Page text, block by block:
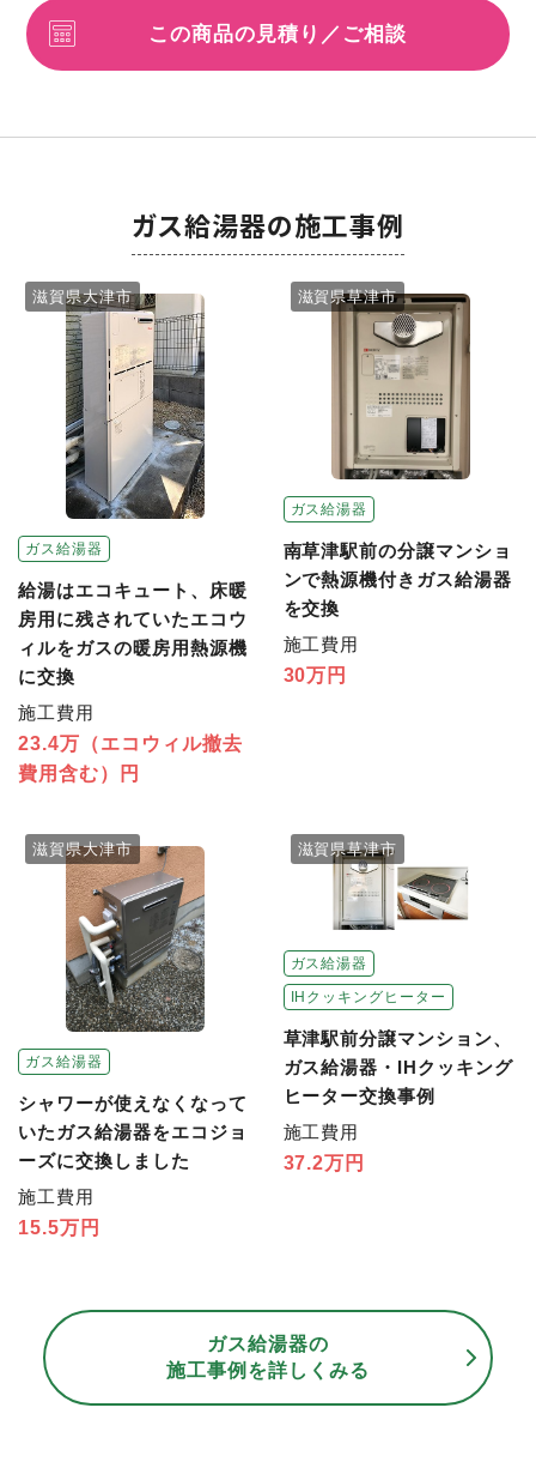
この商品の見積り／ご相談
ガス給湯器の施工事例
ガス給湯器
滋賀県大津市
給湯はエコキュート、床暖
房用に残されていたエコウ
ィルをガスの暖房用熱源機
に交換
施工費用
23.4万（エコウィル撤去
費用含む）円
ガス給湯器
滋賀県草津市
南草津駅前の分譲マンショ
ンで熱源機付きガス給湯器
を交換
施工費用
30万円
ガス給湯器
滋賀県大津市
シャワーが使えなくなって
いたガス給湯器をエコジョ
ーズに交換しました
施工費用
15.5万円
ガス給湯器
IHクッキングヒーター
滋賀県草津市
草津駅前分譲マンション、
ガス給湯器・IHクッキング
ヒーター交換事例
施工費用
37.2万円
ガス給湯器の
施工事例を詳しくみる